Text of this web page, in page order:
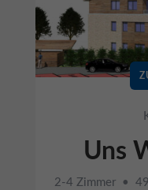
Uns
2-4 Zimmer •